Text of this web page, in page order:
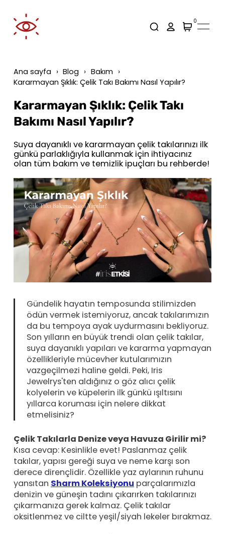
0
Ana sayfa Blog
Bakım
Kararmayan Şıklık: Çelik Takı Bakımı Nasıl Yapılır?
Kararmayan Şıklık: Çelik Takı
Bakımı Nasıl Yapılır?
Suya dayanıklı ve kararmayan çelik takılarınızı ilk
günkü parlaklığıyla kullanmak için ihtiyacınız
olan tüm bakım ve temizlik ipuçları bu rehberde!
Gündelik hayatın temposunda stilimizden
ödün vermek istemiyoruz, ancak takılarımızın
da bu tempoya ayak uydurmasını bekliyoruz.
Son yılların en büyük trendi olan çelik takılar,
suya dayanıklı yapıları ve kararma yapmayan
özellikleriyle mücevher kutularımızın
vazgeçilmezi haline geldi. Peki, Iris
Jewelrys'ten aldığınız o göz alıcı çelik
kolyelerin ve küpelerin ilk günkü ışıltısını
yıllarca koruması için nelere dikkat
etmelisiniz?
Çelik Takılarla Denize veya Havuza Girilir mi?
Kısa cevap: Kesinlikle evet! Paslanmaz çelik
takılar, yapısı gereği suya ve neme karşı son
derece dirençlidir. Özellikle yaz aylarının ruhunu
yansıtan Sharm Koleksiyonu parçalarımızla
denizin ve güneşin tadını çıkarırken takılarınızı
çıkarmanıza gerek kalmaz. Çelik takılar
oksitlenmez ve ciltte yeşil/siyah lekeler bırakmaz.